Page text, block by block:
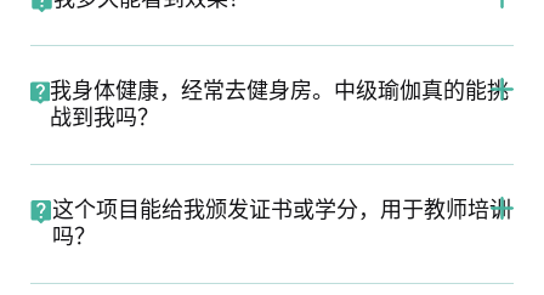
我身体健康，经常去健身房。中级瑜伽真的能挑
战到我吗？
这个项目能给我颁发证书或学分，用于教师培训
吗？